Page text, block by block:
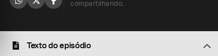
compartilhando.
Texto do episódio